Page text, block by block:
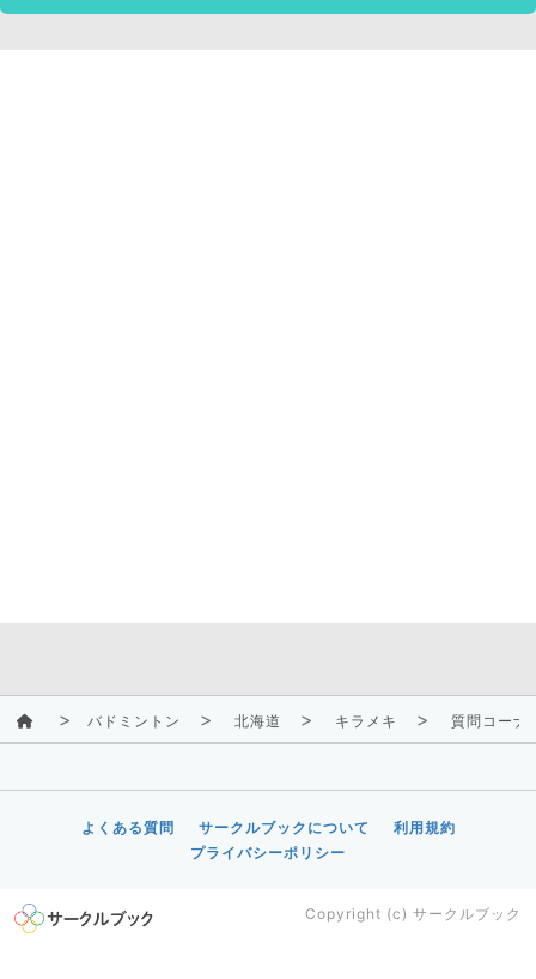
バドミントン 北海道 キラメキ 質問コーナ
よくある質問 サークルブックについて
利用規約
プライバシーポリシー
Copyright (c) サークルブック